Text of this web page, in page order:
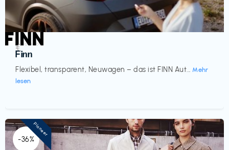
Automobil
Finn
Flexibel, transparent, Neuwagen – das ist FINN Aut... Mehr
lesen
€‎
-36%
Pioneer